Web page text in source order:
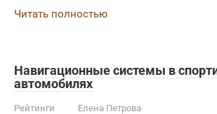
Читать полностью
Навигационные системы в
автомобилях
Рейтинги Елена Петрова